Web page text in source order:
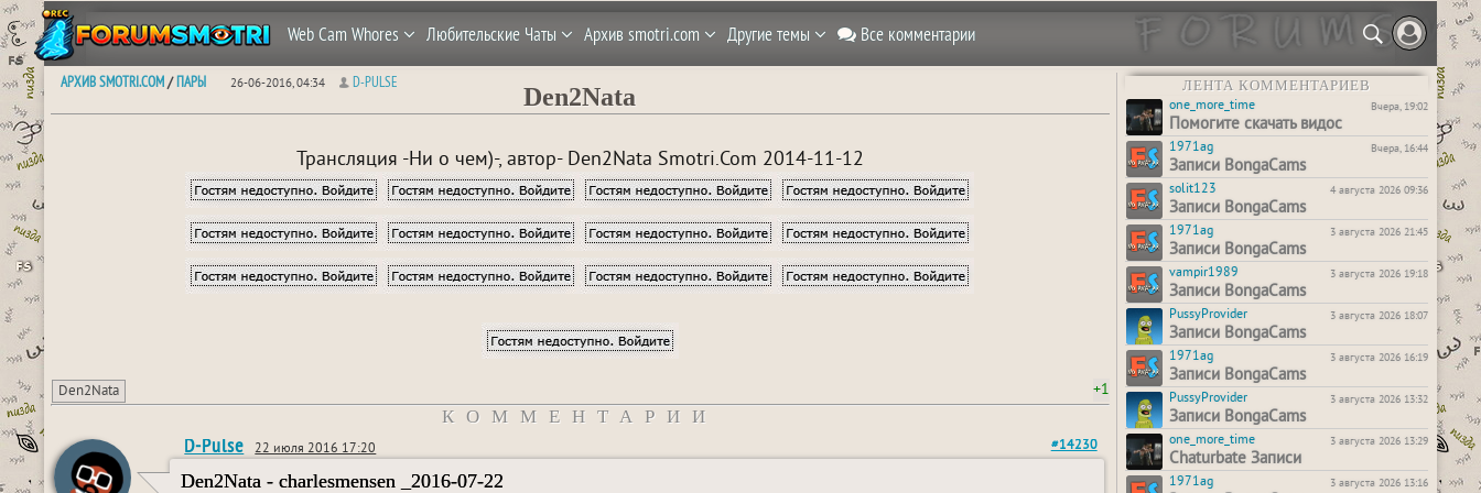
Web Cam Whores Любительские Чаты Архив smotri.com Другие темы Все комментарии
АРХИВ SMOTRI.COM/ПАРЫ 26-06-2016, 04:34 D-PULSE
Den2Nata
Трансляция -Ни о чем)-, автор- Den2Nata Smotri.Com 2014-11-12
Den2Nata +1
КОММЕНТАРИИ
D-Pulse 22 июля 2016 17:20 #14230
Den2Nata - charlesmensen _2016-07-22
ЛЕНТА КОММЕНТАРИЕВ
one_more_time
Вчера, 19:02
Помогите скачать видос
1971ag Вчера, 16:44
Записи BongaCams
solit123 4 августа 2026 09:36
Записи BongaCams
1971ag 3 августа 2026 21:45
Записи BongaCams
vampir1989 3 августа 2026 19:18
Записи BongaCams
PussyProvider 3 августа 2026 18:07
Записи BongaCams
1971ag 3 августа 2026 16:19
Записи BongaCams
PussyProvider 3 августа 2026 13:32
Записи BongaCams
one_more_time 3 августа 2026 13:29
Chaturbate Записи
1971ag 3 августа 2026 13:16